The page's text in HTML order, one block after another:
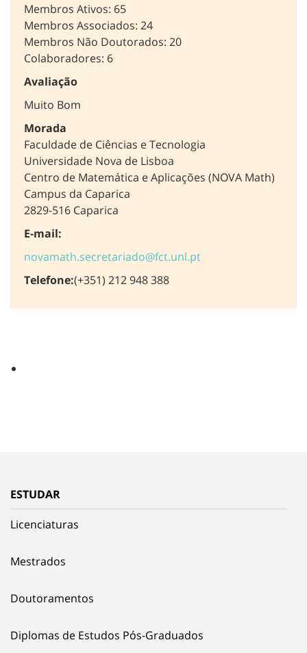
Membros Ativos: 65
Membros Associados: 24
Membros Não Doutorados: 20
Colaboradores: 6
Avaliação
Muito Bom
Morada
Faculdade de Ciências e Tecnologia
Universidade Nova de Lisboa
Centro de Matemática e Aplicações (NOVA Math)
Campus da Caparica
2829-516 Caparica
E-mail:
novamath.secretariado@fct.unl.pt
Telefone:(+351) 212 948 388
ESTUDAR
Licenciaturas
Mestrados
Doutoramentos
Diplomas de Estudos Pós-Graduados